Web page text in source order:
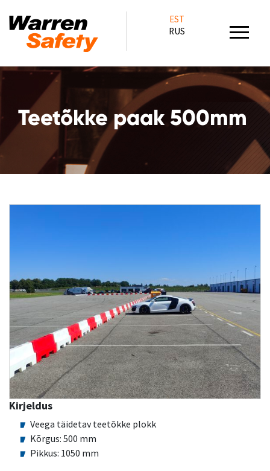
EST
RUS
Teetõkke paak 500mm
Kirjeldus
Veega täidetav teetõkke plokk
Kõrgus: 500 mm
Pikkus: 1050 mm